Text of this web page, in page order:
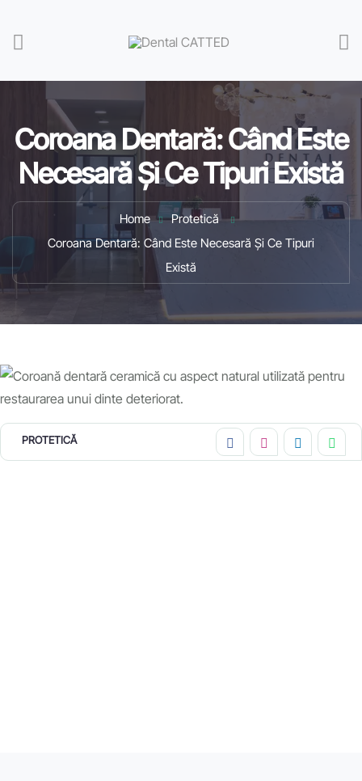
Coroana Dentară: Când Este
Necesară Și Ce Tipuri Există
Home
Protetică
Coroana Dentară: Când Este Necesară Și Ce Tipuri
Există
PROTETICĂ